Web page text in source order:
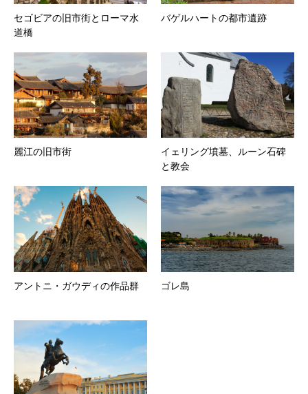
セゴビアの旧市街とローマ水
道橋
バゲルハートの都市遺跡
麗江の旧市街
イェリング墳墓、ルーン石碑
と教会
アントニ・ガウディの作品群 ゴレ島